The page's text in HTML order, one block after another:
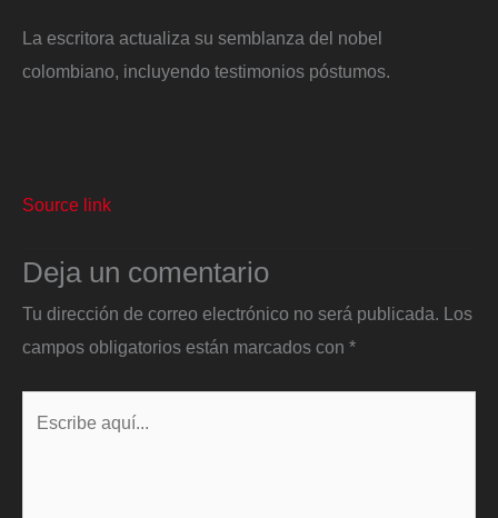
La escritora actualiza su semblanza del nobel
colombiano, incluyendo testimonios póstumos.
Source link
Deja un comentario
Tu dirección de correo electrónico no será publicada.
Los
campos obligatorios están marcados con *